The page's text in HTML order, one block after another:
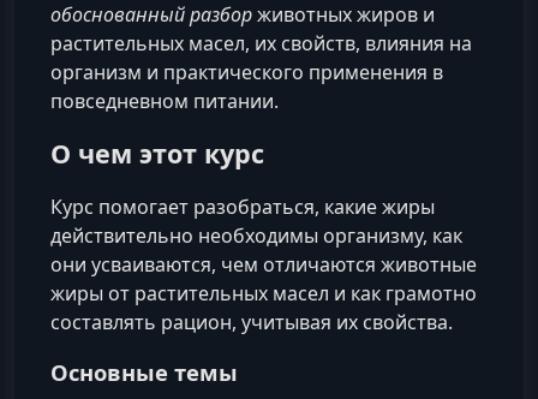
обоснованный разборживотных жиров и
растительных масел, их свойств, влияния на
организм и практического применения в
повседневном питании.
О чем этот курс
Курс помогает разобраться, какие жиры
действительно необходимы организму, как
они усваиваются, чем отличаются животные
жиры от растительных масел и как грамотно
составлять рацион, учитывая их свойства.
Основные темы